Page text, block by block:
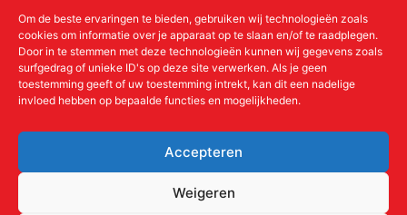
Om de beste ervaringen te bieden, gebruiken wij technologieën zoals
cookies om informatie over je apparaat op te slaan en/of te raadplegen.
Door in te stemmen met deze technologieën kunnen wij gegevens zoals
surfgedrag of unieke ID's op deze site verwerken. Als je geen
toestemming geeft of uw toestemming intrekt, kan dit een nadelige
invloed hebben op bepaalde functies en mogelijkheden.
Accepteren
Weigeren
KvKnr:41011712
Meer over de Liudgerstichten
Aanmelden als donateur
ANBI